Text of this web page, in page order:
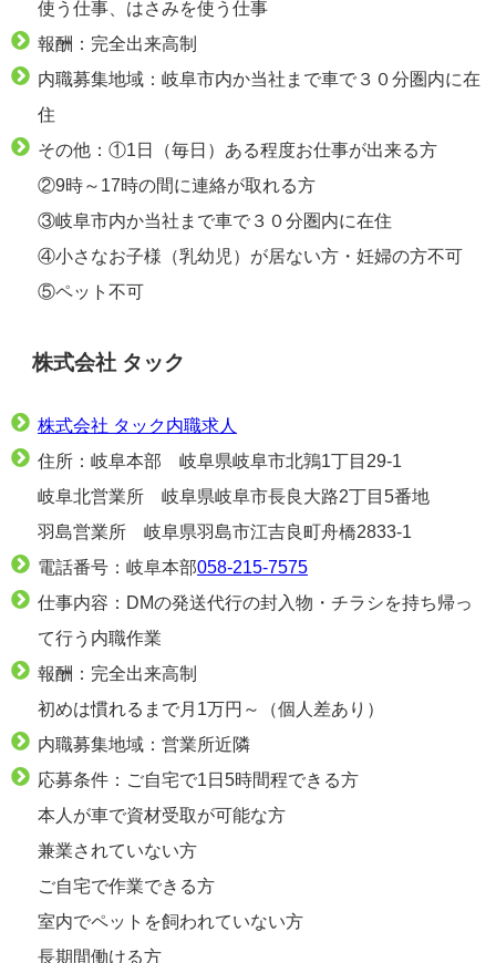
使う仕事、はさみを使う仕事
報酬：完全出来高制
内職募集地域：岐阜市内か当社まで車で３０分圏内に在
住
その他：①1日（毎日）ある程度お仕事が出来る方
②9時～17時の間に連絡が取れる方
③岐阜市内か当社まで車で３０分圏内に在住
④小さなお子様（乳幼児）が居ない方・妊婦の方不可
⑤ペット不可
株式会社 タック
株式会社 タック内職求人
住所：岐阜本部 岐阜県岐阜市北鶉1丁目29-1
岐阜北営業所 岐阜県岐阜市長良大路2丁目5番地
羽島営業所 岐阜県羽島市江吉良町舟橋2833-1
電話番号：岐阜本部058-215-7575
仕事内容：DMの発送代行の封入物・チラシを持ち帰っ
て行う内職作業
報酬：完全出来高制
初めは慣れるまで月1万円～（個人差あり）
内職募集地域：営業所近隣
応募条件：ご自宅で1日5時間程できる方
本人が車で資材受取が可能な方
兼業されていない方
ご自宅で作業できる方
室内でペットを飼われていない方
長期間働ける方